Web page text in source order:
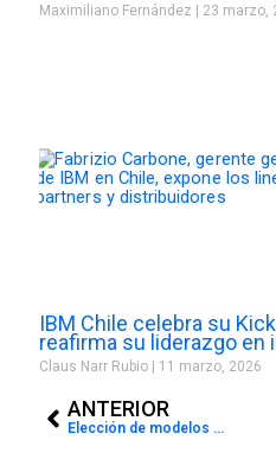
Maximiliano Fernández 23 marzo,
IBM Chile celebra su
reafirma su liderazgo en
Claus Narr Rubio 11 marzo, 2026
ANTERIOR
Elección de modelos de IA: el trabajo silencioso de IBM Bob